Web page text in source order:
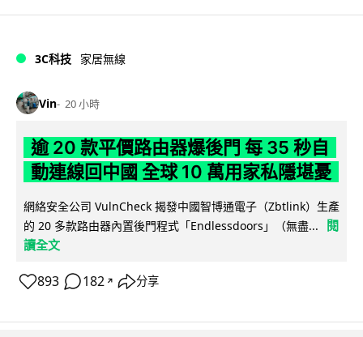
3C科技 家居無線
Vin 20 小時
逾 20 款平價路由器爆後門 每 35 秒自
動連線回中國 全球 10 萬用家私隱堪憂
網絡安全公司 VulnCheck 揭發中國智博通電子（Zbtlink）生產
的 20 多款路由器內置後門程式「Endlessdoors」（無盡...
閱
讀全文
893 182 ↗ 分享